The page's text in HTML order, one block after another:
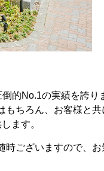
的No.1の実績を誇り
もちろん、お客様と
ます。
ございますので、